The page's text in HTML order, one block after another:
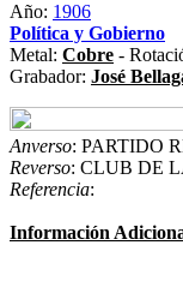
Año: 1906
Política y Gobierno
Metal: Cobre -
Grabador: José
Anverso: PARTIDO
Reverso: CLUB DE
Referencia:
Información